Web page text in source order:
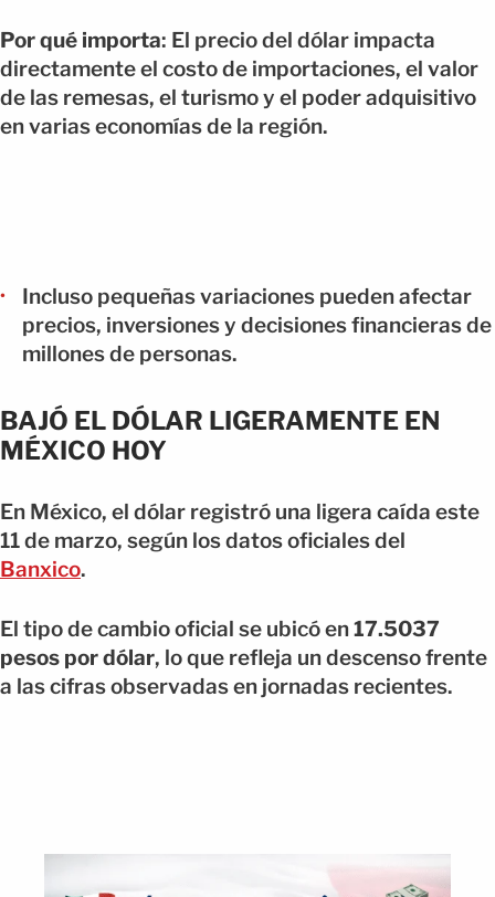
Por qué importa: El precio del dólar impacta
directamente el costo de importaciones, el valor
de las remesas, el turismo y el poder adquisitivo
en varias economías de la región.
Incluso pequeñas variaciones pueden afectar
precios, inversiones y decisiones financieras de
millones de personas.
BAJÓ EL DÓLAR LIGERAMENTE EN
MÉXICO HOY
En México, el dólar registró una ligera caída este
11 de marzo, según los datos oficiales del
Banxico.
El tipo de cambio oficial se ubicó en17.5037
pesos por dólar, lo que refleja un descenso frente
a las cifras observadas en jornadas recientes.